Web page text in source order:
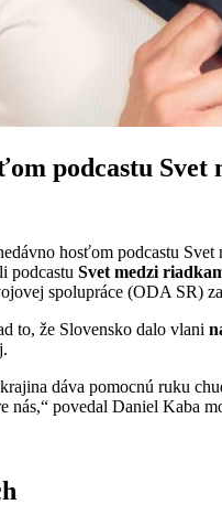
podcastu Svet
hosťom podcastu
podcastu Svet medzi
spolupráce (ODA SR)
to, že Slovensko dalo vlani
dáva pomocnú ruku
nás,“ povedal Daniel Kaba